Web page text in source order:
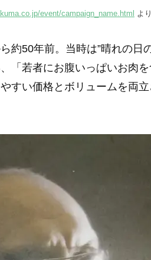
event/campaign_name.html よ
約50年前。当時は”晴れの日
「若者にお腹いっぱいお肉
すい価格とボリュームを両